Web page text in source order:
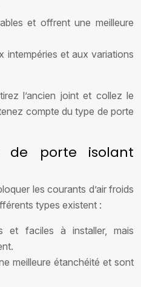
et offrent une meilleure
intempéries et aux variations
l’ancien joint et collez le
compte du type de porte
de porte isolant
les courants d’air froids
types existent :
et faciles à installer, mais
meilleure étanchéité et sont